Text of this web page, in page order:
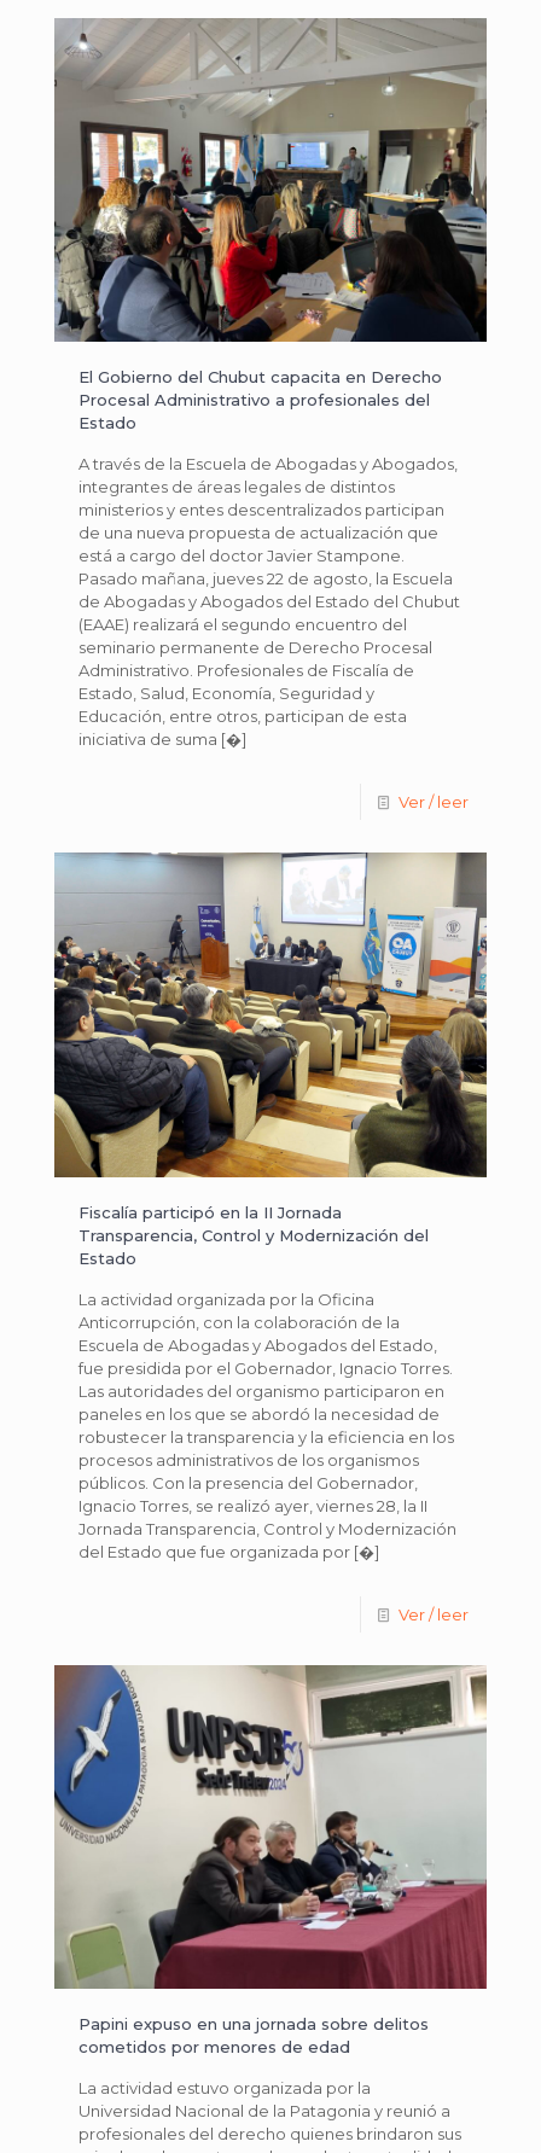
El Gobierno del Chubut capacita en Derecho
Procesal Administrativo a profesionales del
Estado
A través de la Escuela de Abogadas y Abogados,
integrantes de áreas legales de distintos
ministerios y entes descentralizados participan
de una nueva propuesta de actualización que
está a cargo del doctor Javier Stampone.
Pasado mañana, jueves 22 de agosto, la Escuela
de Abogadas y Abogados del Estado del Chubut
(EAAE) realizará el segundo encuentro del
seminario permanente de Derecho Procesal
Administrativo. Profesionales de Fiscalía de
Estado, Salud, Economía, Seguridad y
Educación, entre otros, participan de esta
iniciativa de suma [�]
Ver / leer
Fiscalía participó en la II Jornada
Transparencia, Control y Modernización del
Estado
La actividad organizada por la Oficina
Anticorrupción, con la colaboración de la
Escuela de Abogadas y Abogados del Estado,
fue presidida por el Gobernador, Ignacio Torres.
Las autoridades del organismo participaron en
paneles en los que se abordó la necesidad de
robustecer la transparencia y la eficiencia en los
procesos administrativos de los organismos
públicos. Con la presencia del Gobernador,
Ignacio Torres, se realizó ayer, viernes 28, la II
Jornada Transparencia, Control y Modernización
del Estado que fue organizada por [�]
Ver / leer
Papini expuso en una jornada sobre delitos
cometidos por menores de edad
La actividad estuvo organizada por la
Universidad Nacional de la Patagonia y reunió a
profesionales del derecho quienes brindaron sus